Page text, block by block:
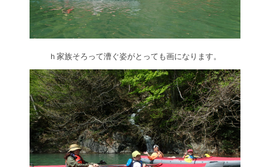
ｈ家族そろって漕ぐ姿がとっても画になります。